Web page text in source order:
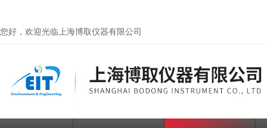
您好，欢迎光临上海博取仪器有限公司